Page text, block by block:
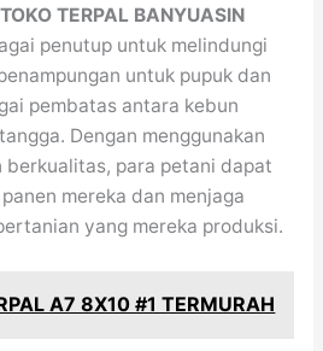
TOKO TERPAL BANYUASIN
penutup untuk melindungi
untuk pupuk dan
pembatas antara kebun
Dengan menggunakan
para petani dapat
mereka dan menjaga
yang mereka produksi.
A7 8X10 #1 TERMURAH